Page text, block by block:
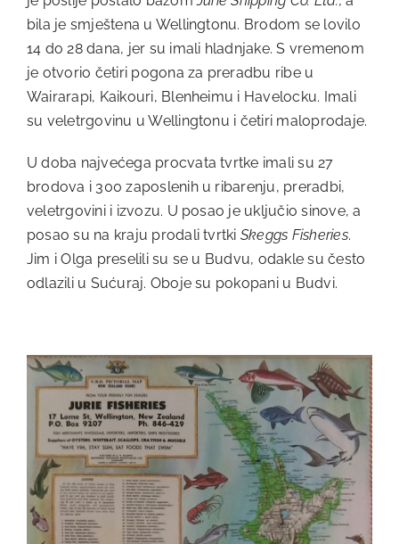
bila je smještena u Wellingtonu. Brodom se lovilo
14 do 28 dana, jer su imali hladnjake. S vremenom
je otvorio četiri pogona za preradbu ribe u
Wairarapi, Kaikouri, Blenheimu i Havelocku. Imali
su veletrgovinu u Wellingtonu i četiri maloprodaje.
U doba najvećega procvata tvrtke imali su 27
brodova i 300 zaposlenih u ribarenju, preradbi,
veletrgovini i izvozu. U posao je uključio sinove, a
posao su na kraju prodali tvrtki Skeggs Fisheries.
Jim i Olga preselili su se u Budvu, odakle su često
odlazili u Sućuraj. Oboje su pokopani u Budvi.